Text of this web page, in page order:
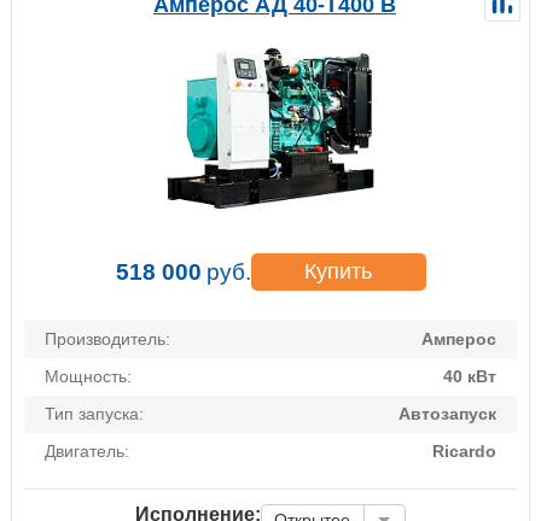
Амперос АД 40-Т400 B
518 000 руб. Купить
Производитель:
Амперос
Мощность:
40 кВт
Тип запуска:
Автозапуск
Двигатель:
Ricardo
Исполнение: